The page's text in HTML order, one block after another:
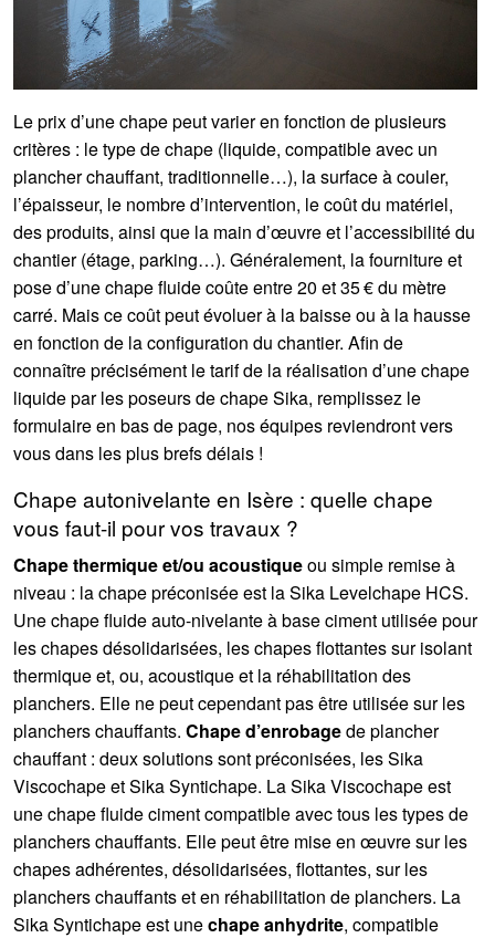
Le prix d’une chape peut varier en fonction de plusieurs
critères : le type de chape (liquide, compatible avec un
plancher chauffant, traditionnelle…), la surface à couler,
l’épaisseur, le nombre d’intervention, le coût du matériel,
des produits, ainsi que la main d’œuvre et l’accessibilité du
chantier (étage, parking…). Généralement, la fourniture et
pose d’une chape fluide coûte entre 20 et 35 € du mètre
carré. Mais ce coût peut évoluer à la baisse ou à la hausse
en fonction de la configuration du chantier. Afin de
connaître précisément le tarif de la réalisation d’une chape
liquide par les poseurs de chape Sika, remplissez le
formulaire en bas de page, nos équipes reviendront vers
vous dans les plus brefs délais !
Chape autonivelante en Isère : quelle chape
vous faut-il pour vos travaux ?
Chape thermique et/ou acoustiqueou simple remise à
niveau : la chape préconisée est la Sika Levelchape HCS.
Une chape fluide auto-nivelante à base ciment utilisée pour
les chapes désolidarisées, les chapes flottantes sur isolant
thermique et, ou, acoustique et la réhabilitation des
planchers. Elle ne peut cependant pas être utilisée sur les
planchers chauffants. Chape d’enrobagede plancher
chauffant : deux solutions sont préconisées, les Sika
Viscochape et Sika Syntichape. La Sika Viscochape est
une chape fluide ciment compatible avec tous les types de
planchers chauffants. Elle peut être mise en œuvre sur les
chapes adhérentes, désolidarisées, flottantes, sur les
planchers chauffants et en réhabilitation de planchers. La
Sika Syntichape est unechape anhydrite, compatible